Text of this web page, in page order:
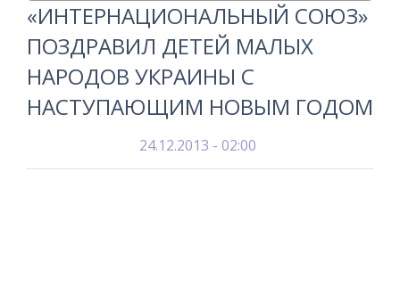
«ИНТЕРНАЦИОНАЛЬНЫЙ СОЮЗ»
ПОЗДРАВИЛ ДЕТЕЙ МАЛЫХ
НАРОДОВ УКРАИНЫ С
НАСТУПАЮЩИМ НОВЫМ ГОДОМ
24.12.2013 - 02:00